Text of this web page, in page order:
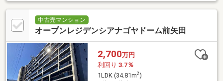
中古売マンション
オープンレジデンシアナゴヤドーム前矢田
2,700万円
利回り 3.7％
1LDK (34.81m2)